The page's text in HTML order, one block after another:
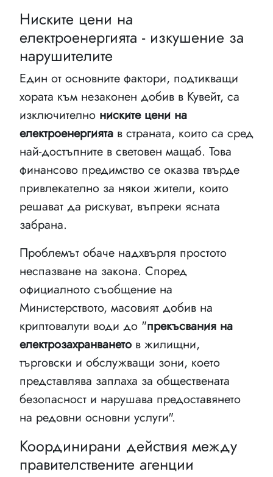
Ниските цени на
електроенергията - изкушение за
нарушителите
Един от основните фактори, подтикващи
хората към незаконен добив в Кувейт, са
изключително ниските цени на
електроенергията в страната, които са сред
най-достъпните в световен мащаб. Това
финансово предимство се оказва твърде
привлекателно за някои жители, които
решават да рискуват, въпреки ясната
забрана.
Проблемът обаче надхвърля простото
неспазване на закона. Според
официалното съобщение на
Министерството, масовият добив на
криптовалути води до "прекъсвания на
електрозахранването в жилищни,
търговски и обслужващи зони, което
представлява заплаха за обществената
безопасност и нарушава предоставянето
на редовни основни услуги".
Координирани действия между
правителствените агенции